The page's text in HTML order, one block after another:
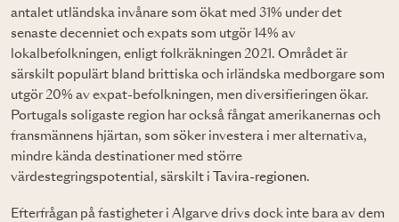
antalet utländska invånare som ökat med 31% under det
senaste decenniet och expats som utgör 14% av
lokalbefolkningen, enligt folkräkningen 2021. Området är
särskilt populärt bland brittiska och irländska medborgare som
utgör 20% av expat-befolkningen, men diversifieringen ökar.
Portugals soligaste region har också fångat amerikanernas och
fransmännens hjärtan, som söker investera i mer alternativa,
mindre kända destinationer med större
värdestegringspotential, särskilt i
Tavira-regionen.
Efterfrågan på fastigheter i Algarve drivs dock inte bara av dem